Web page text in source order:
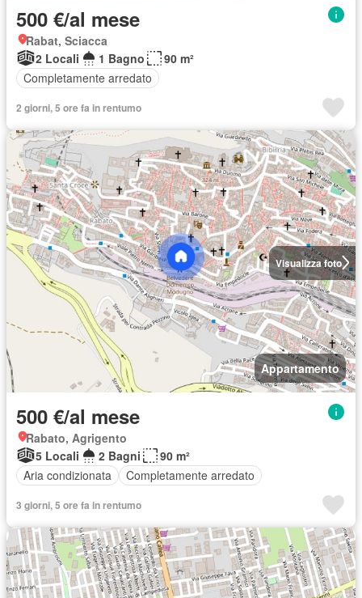
500 €/al mese
Rabat, Sciacca
2 Locali
1 Bagno
90 m²
Completamente arredato
2 giorni, 5 ore fa in rentumo
Visualizza foto
Appartamento
500 €/al mese
Rabato, Agrigento
5 Locali
2 Bagni
90 m²
Aria condizionata
Completamente arredato
3 giorni, 5 ore fa in rentumo